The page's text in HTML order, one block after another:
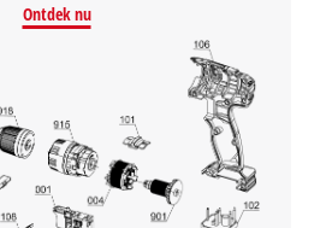
Ontdek nu